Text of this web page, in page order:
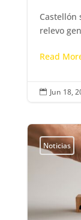
Castellón
relevo
Read
 Jun 18,
Noticias